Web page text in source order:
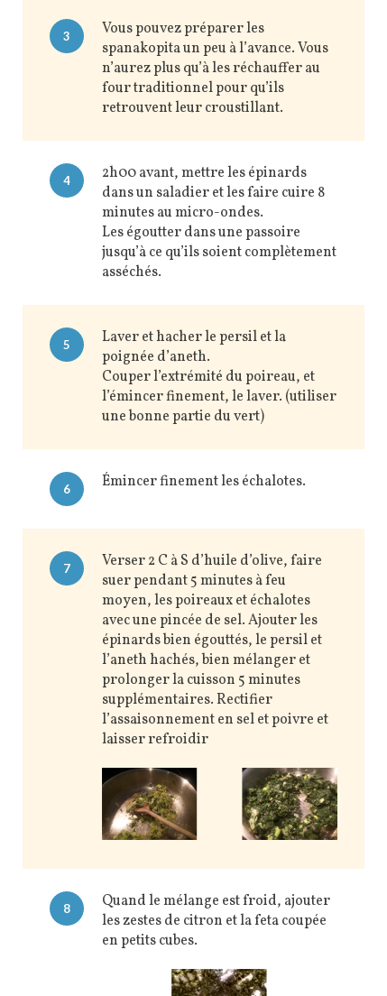
3
Vous pouvez préparer les
spanakopita un peu à l’avance. Vous
n’aurez plus qu’à les réchauffer au
four traditionnel pour qu’ils
retrouvent leur croustillant.
4
2h00 avant, mettre les épinards
dans un saladier et les faire cuire 8
minutes au micro-ondes.
Les égoutter dans une passoire
jusqu’à ce qu’ils soient complètement
asséchés.
5
Laver et hacher le persil et la
poignée d’aneth.
Couper l’extrémité du poireau, et
l’émincer finement, le laver. (utiliser
une bonne partie du vert)
6 Émincer finement les échalotes.
7
Verser 2 C à S d’huile d’olive, faire
suer pendant 5 minutes à feu
moyen, les poireaux et échalotes
avec une pincée de sel. Ajouter les
épinards bien égouttés, le persil et
l’aneth hachés, bien mélanger et
prolonger la cuisson 5 minutes
supplémentaires. Rectifier
l’assaisonnement en sel et poivre et
laisser refroidir
8
Quand le mélange est froid, ajouter
les zestes de citron et la feta coupée
en petits cubes.